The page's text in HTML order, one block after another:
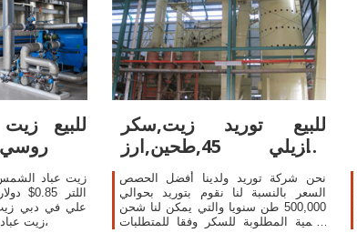
للبيع
روسي
زيت عباد
اللتر
علي في دبي
زيت عباد الشمس، زيت نخب اول،
للبيع توريد زيت,سكر
برازيلي 45,طحين,ارز
واصل في 21
نحن شركة توريد ولدينا أفضل الحصص
السعر بالنسبة لنا نقوم بتوريد بحوالي
500,000 طن سنويا والتي يمكن لنا شحن
الكمية المطلوبة للسكر وفقا للمتطلبات